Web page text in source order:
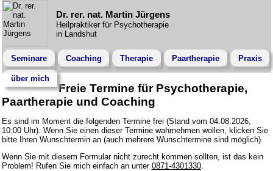
Dr. rer. nat. Martin Jürgens
Heilpraktiker für Psychotherapie
in Landshut
Seminare Coaching Therapie Paartherapie Praxis
über mich
Freie Termine für Psychotherapie,
Paartherapie und Coaching
Es sind im Moment die folgenden Termine frei (Stand vom 04.08.2026,
10:00 Uhr). Wenn Sie einen dieser Termine wahrnehmen wollen, klicken Sie
bitte Ihren Wunschtermin an (auch mehrere Wunschtermine sind möglich).
Wenn Sie mit diesem Formular nicht zurecht kommen sollten, ist das kein
Problem! Rufen Sie mich einfach an unter 0871-4301330.